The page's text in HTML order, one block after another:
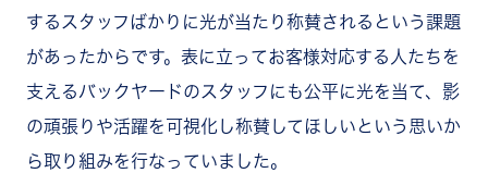
するスタッフばかりに光が当たり称賛されるという課題
があったからです。表に立ってお客様対応する人たちを
支えるバックヤードのスタッフにも公平に光を当て、影
の頑張りや活躍を可視化し称賛してほしいという思いか
ら取り組みを行なっていました。